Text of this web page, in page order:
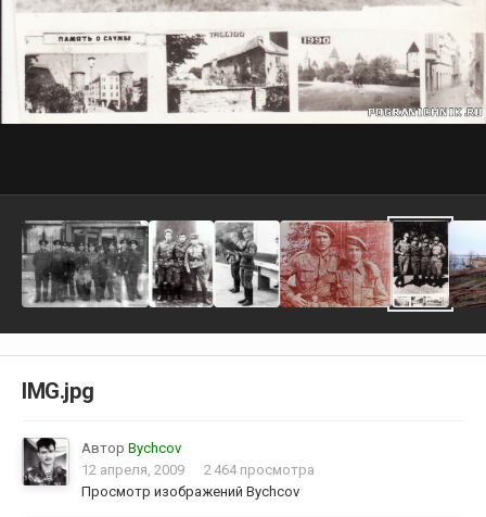
IMG.jpg
Автор Bychcov
12 апреля, 2009
2 464 просмотра
Просмотр изображений Bychcov